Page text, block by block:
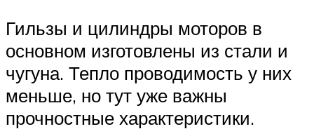
Гильзы и цилиндры моторов в
основном изготовлены из стали и
чугуна. Тепло проводимость у них
меньше, но тут уже важны
прочностные характеристики.